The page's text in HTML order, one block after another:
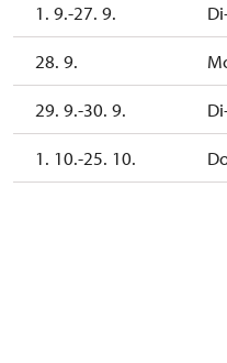
1. 9.-27. 9.
28. 9.
29. 9.-30. 9.
1. 10.-25. 10.